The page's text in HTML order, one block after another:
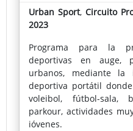
Urban Sport, Circuito
2023
Programa para la
deportivas en auge,
urbanos, mediante
deportiva portátil
voleibol, fútbol-sala,
parkour, actividades
jóvenes.